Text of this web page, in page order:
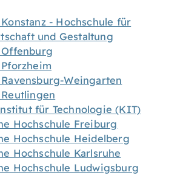
- Hochschule für
und Gestaltung
Weingarten
für Technologie (KIT)
Hochschule Freiburg
Hochschule Heidelberg
Hochschule Karlsruhe
Hochschule Ludwigsburg